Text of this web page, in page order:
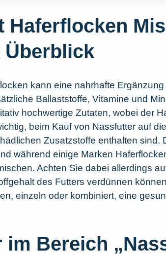
Haferflocken
kann eine nahrhafte
Ballaststoffe, Vitamine und
hochwertige Zutaten, wobei der
beim Kauf von Nassfutter auf
Zusatzstoffe enthalten sind.
während einige Marken
Achten Sie dabei allerdings
des Futters verdünnen
einzeln oder kombiniert, eine
im Bereich